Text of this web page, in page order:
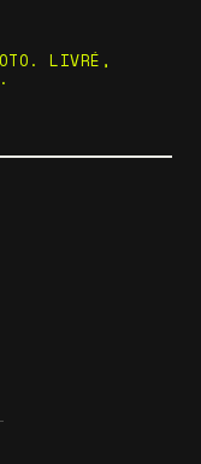
LIVRÉ,